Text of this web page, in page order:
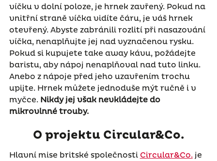
víčku v dolní poloze, je hrnek zavřený. Pokud na
vnitřní straně víčka vidíte čáru, je váš hrnek
otevřený. Abyste zabránili rozlití při nasazování
víčka, nenaplňujte jej nad vyznačenou rysku.
Pokud si kupujete take away kávu, požádejte
baristu, aby nápoj nenaplňoval nad tuto linku.
Anebo z nápoje před jeho uzavřením trochu
upijte. Hrnek můžete jednoduše mýt ručně i v
myčce. Nikdy jej však nevkládejte do
mikrovlnné trouby.
O projektu Circular&Co.
Hlavní mise britské společnosti Circular&Co.je